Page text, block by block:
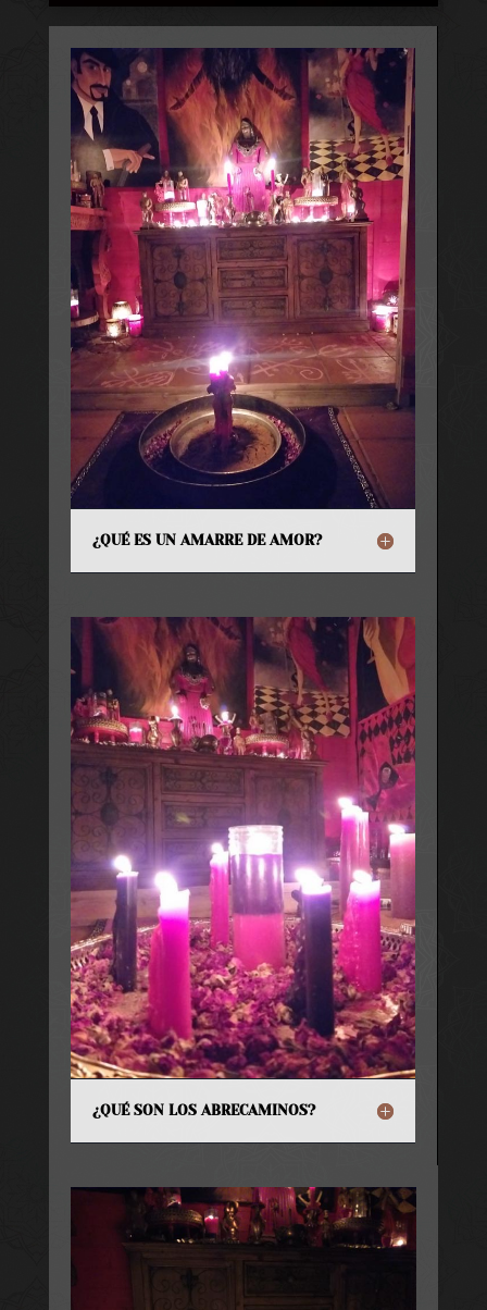
¿QUÉ ES UN AMARRE DE AMOR?
¿QUÉ SON LOS ABRECAMINOS?